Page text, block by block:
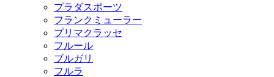
プラダスポーツ
フランクミューラー
プリマクラッセ
フルール
ブルガリ
フルラ